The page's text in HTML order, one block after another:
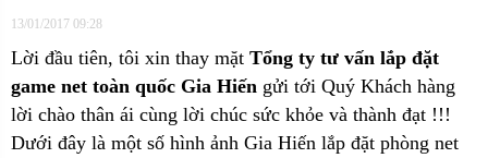
13/01/2017 09:28
Lời đầu tiên, tôi xin thay mặt Tổng ty tư vấn lắp đặt
game net toàn quốc Gia Hiến gửi tới Quý Khách hàng
lời chào thân ái cùng lời chúc sức khỏe và thành đạt !!!
Dưới đây là một số hình ảnh Gia Hiến lắp đặt phòng net